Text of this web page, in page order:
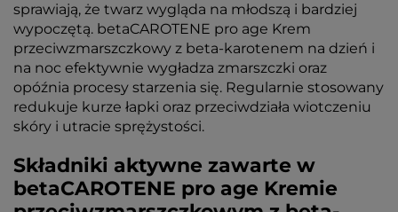
sprawiają, że twarz wygląda na młodszą i bardziej
wypoczętą. betaCAROTENE pro age Krem
przeciwzmarszczkowy z beta-karotenem na dzień i
na noc efektywnie wygładza zmarszczki oraz
opóźnia procesy starzenia się. Regularnie stosowany
redukuje kurze łapki oraz przeciwdziała wiotczeniu
skóry i utracie sprężystości.
Składniki aktywne zawarte w
betaCAROTENE pro age Kremie